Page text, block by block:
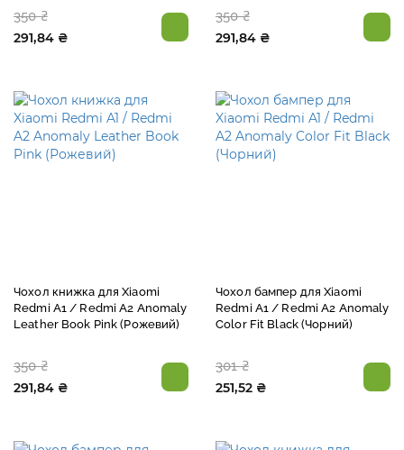
350 ₴
291,84 ₴
350 ₴
291,84 ₴
Чохол книжка для Xiaomi
Redmi A1 / Redmi A2 Anomaly
Leather Book Pink (Рожевий)
350 ₴
291,84 ₴
Чохол бампер для Xiaomi
Redmi A1 / Redmi A2 Anomaly
Color Fit Black (Чорний)
301 ₴
251,52 ₴